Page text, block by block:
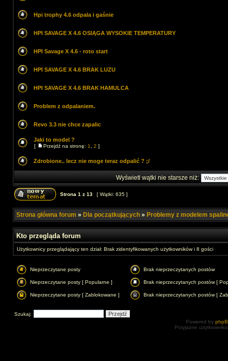
Hpi trophy 4.6 odpala i gaśnie
HPI SAVAGE X 4.6 OSIĄGA WYSOKIE TEMPERATURY
HPI Savage X 4.6 - roto start
HPI SAVAGE X 4.6 BRAK LUZU
HPI SAVAGE X 4.6 BRAK HAMULCA
Problem z odpalaniem.
Revo 3.3 nie chce zapalic
Jaki to model ?
[ Przejdź na stronę: 1 2 ]
Zdrobione.. lecz nie moge teraz odpalić ? ;/
Wyświetl wątki nie starsze niż:
Strona 1 z 13 [ Wątki: 635 ]
Strona główna forum » Dla początkujących » Problemy z modelem
Kto przegląda forum
Użytkownicy przeglądający ten dział: Brak zidentyfikowanych użytkowników i 8 gości
Nieprzeczytane posty Brak nieprzeczytanych postów
Nieprzeczytane posty [ Popularne ] Brak nieprzeczytanych postów [
Nieprzeczytane posty [ Zablokowane ] Brak nieprzeczytanych postów [
Szukaj:
Powered by
Przyjazne